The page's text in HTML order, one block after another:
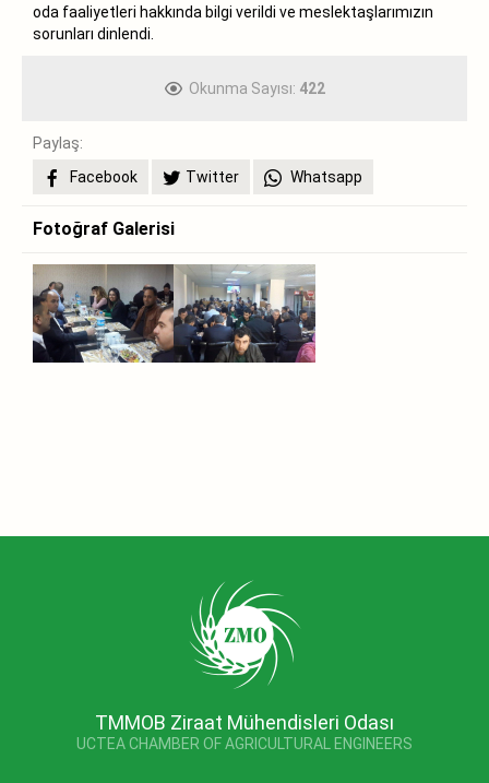
oda faaliyetleri hakkında bilgi verildi ve meslektaşlarımızın
sorunları dinlendi.
Okunma Sayısı: 422
Paylaş:
Facebook
Twitter Whatsapp
Fotoğraf Galerisi
TMMOB Ziraat Mühendisleri Odası
UCTEA CHAMBER OF AGRICULTURAL ENGINEERS